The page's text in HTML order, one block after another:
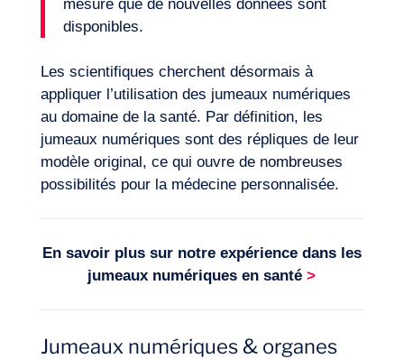
Expertises
mesure que de nouvelles données sont
disponibles.
Les scientifiques cherchent désormais à
appliquer l’utilisation des jumeaux numériques
au domaine de la santé. Par définition, les
jumeaux numériques sont des répliques de leur
modèle original, ce qui ouvre de nombreuses
possibilités pour la médecine personnalisée.
En savoir plus sur notre expérience dans les
jumeaux numériques en santé >
Jumeaux numériques & organes